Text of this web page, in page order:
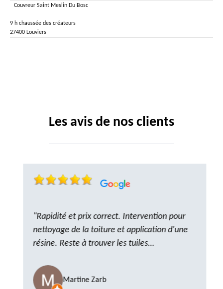
Couvreur Saint Meslin Du Bosc
9 h chaussée des créateurs
27400 Louviers
Les avis de nos clients
"Rapidité et prix correct. Intervention pour
nettoyage de la toiture et application d'une
résine. Reste à trouver les tuiles
compter sur M. GOT. Très content de la
prestation, a recommander sans problème"
Martine Zarb